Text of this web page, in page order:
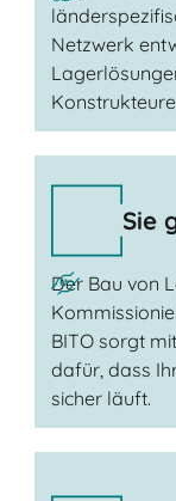
Netzwerk
Sie
Der Bau von
BITO sorgt
dafür, dass
sicher läuft.